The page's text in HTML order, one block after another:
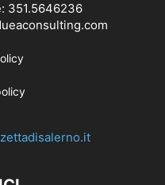
351.5646236